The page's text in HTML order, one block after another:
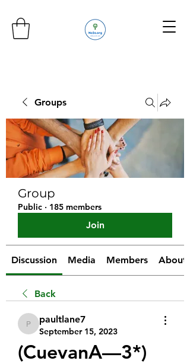
Groups
Group
Public · 185 members
Join
Discussion Media Members About
Back
paultlane7
paultlane7
September 15, 2023
(CuevanA—3*)